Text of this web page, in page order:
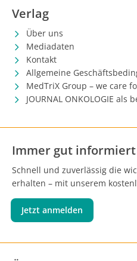
Verlag
Über uns
Mediadaten
Kontakt
Allgemeine
MedTriX Group – we care
JOURNAL ONKOLOGIE
Immer gut informiert
Schnell und zuverlässig die
erhalten – mit unserem
Jetzt anmelden